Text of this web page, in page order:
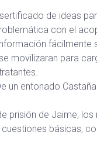
de ideas
con el
fácilmente
movilizaran para
un entonado
prisión de Jaime,
básicas,